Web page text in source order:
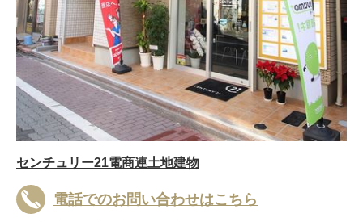
センチュリー21電商連土地建物
電話でのお問い合わせはこちら